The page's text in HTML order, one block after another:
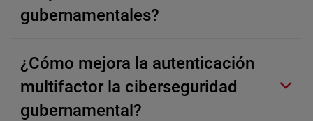
gubernamentales?
¿Cómo mejora la autenticación
multifactor la ciberseguridad
gubernamental?